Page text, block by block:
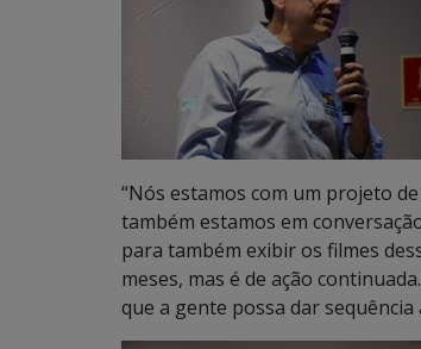
“Nós estamos com um projeto
também estamos em
para também exibir os filmes
meses, mas é de ação
que a gente possa dar